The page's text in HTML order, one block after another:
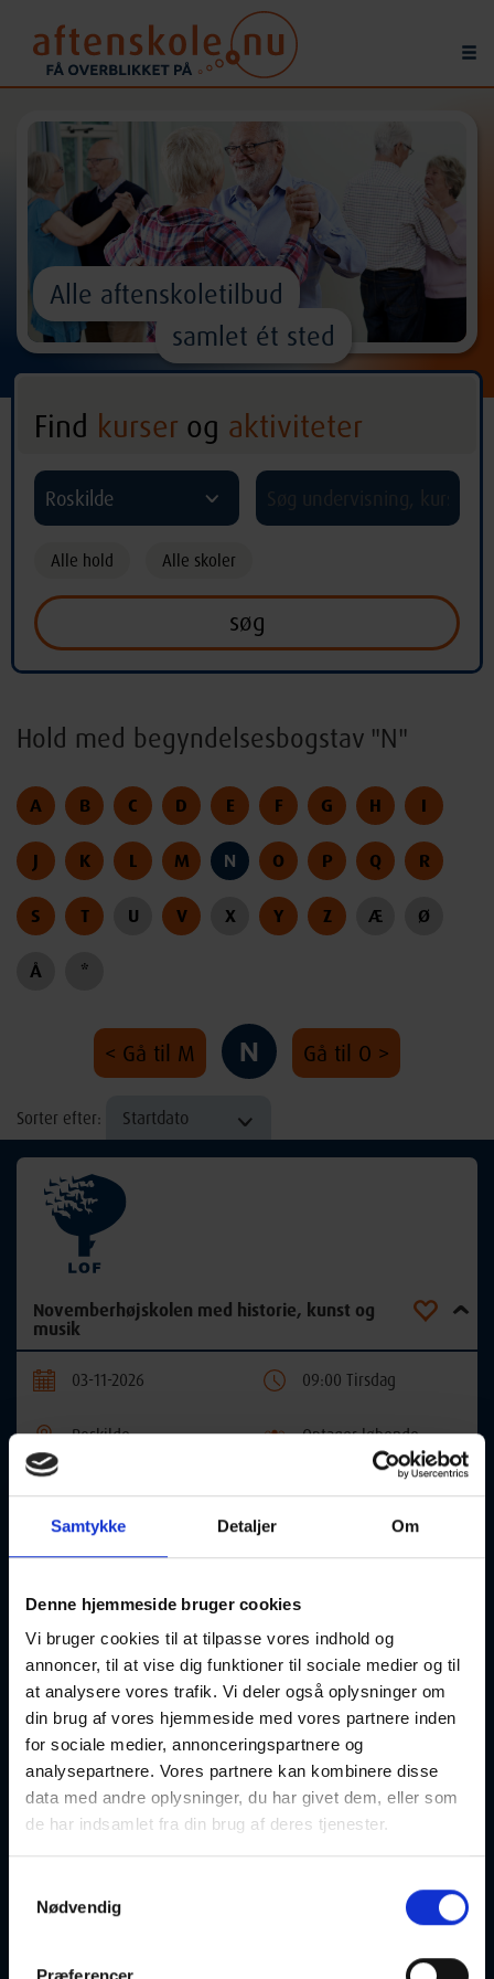
Samtykke Detaljer Om
Denne hjemmeside bruger cookies
Vi bruger cookies til at tilpasse vores indhold og
annoncer, til at vise dig funktioner til sociale medier og til
at analysere vores trafik. Vi deler også oplysninger om
din brug af vores hjemmeside med vores partnere inden
for sociale medier, annonceringspartnere og
analysepartnere. Vores partnere kan kombinere disse
data med andre oplysninger, du har givet dem, eller som
de har indsamlet fra din brug af deres tjenester.
Nødvendig
Præferencer
Alle aftenskoletilbud
samlet ét sted
Find kurser og aktiviteter
Roskilde ^
Alle hold Alle skoler
Hold med begyndelsesbogstav "N"
A B C D E F G H I
J K L M N O P Q R
S T U V X Y Z Æ Ø
Å *
< Gå til M N Gå til O >
Sorter efter: Startdato
Novemberhøjskolen med historie, kunst og
musik
03-11-2026 09:00 Tirsdag
Roskilde Optager løbende
Ågerup fra den 3-5. november 2026, med udgangspunkt i
kunst, kultur, historie og musik. Konceptet er, at du deltager
hyggeligt fællesskab - og sover hjemme.PROGRAM bliver
i de tre dage, dog undtaget drikkevarer på turen om
onsdagen. Også bustur, entré og guider er med i prisen.
Novemberhøjskolen er et samarbejde mellem LOF
Kursuscenter Øst og Ågerup Kirke og Menighedsråd.
PROGRAM FOR NOVEMBERHØJSKOLEN:Tirsdag den 3.
november:
09.00-9.25: Morgenmad m/brød og velkomst v/ Sognepræst
Kristian Gylling og Skoleleder for LOF Kursuscenter Øst Bodil
09.30-09.50: Morgensamling i kirken med sognepræst
12.00-13.00: Frokost